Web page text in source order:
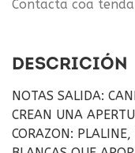
Contacta coa tenda
DESCRICIÓN
NOTAS SALIDA:
CREAN UNA
CORAZON: PLALINE,